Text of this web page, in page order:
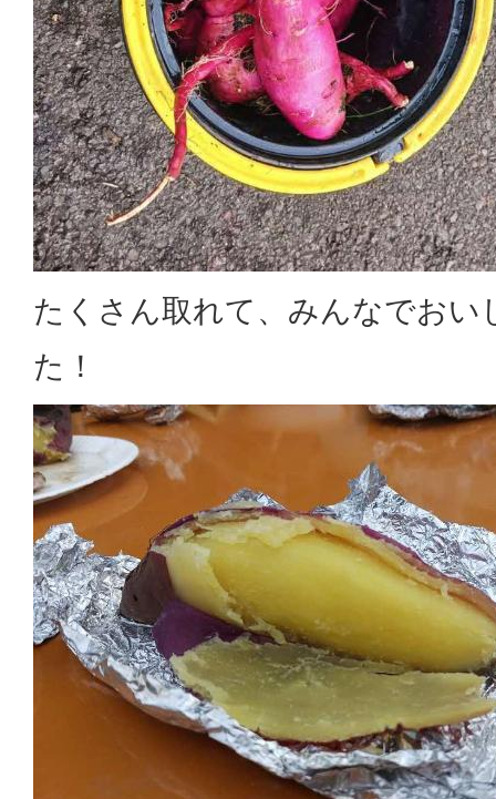
たくさん取れて、みんなでおい
た！